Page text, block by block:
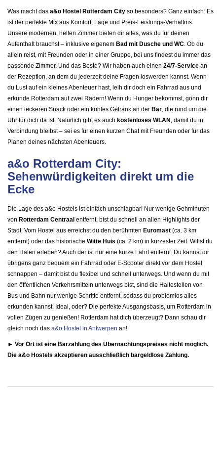
Was macht das a&o Hostel Rotterdam City so besonders? Ganz einfach: Es
ist der perfekte Mix aus Komfort, Lage und Preis-Leistungs-Verhältnis.
Unsere modernen, hellen Zimmer bieten dir alles, was du für deinen
Aufenthalt brauchst – inklusive eigenem Bad mit Dusche und WC. Ob du
allein reist, mit Freunden oder in einer Gruppe, bei uns findest du immer das
passende Zimmer. Und das Beste? Wir haben auch einen 24/7-Service an
der Rezeption, an dem du jederzeit deine Fragen loswerden kannst. Wenn
du Lust auf ein kleines Abenteuer hast, leih dir doch ein Fahrrad aus und
erkunde Rotterdam auf zwei Rädern! Wenn du Hunger bekommst, gönn dir
einen leckeren Snack oder ein kühles Getränk an der Bar, die rund um die
Uhr für dich da ist. Natürlich gibt es auch kostenloses WLAN , damit du in
Verbindung bleibst – sei es für einen kurzen Chat mit Freunden oder für das
Planen deines nächsten Abenteuers.
a&o Rotterdam City:
Sehenwürdigkeiten direkt um die
Ecke
Die Lage des a&o Hostels ist einfach unschlagbar! Nur wenige Gehminuten
von Rotterdam Centraal entfernt, bist du schnell an allen Highlights der
Stadt. Vom Hostel aus erreichst du den berühmten Euromast (ca. 3 km
entfernt) oder das historische Witte Huis (ca. 2 km) in kürzester Zeit. Willst du
den Hafen erleben? Auch der ist nur eine kurze Fahrt entfernt. Du kannst dir
übrigens ganz bequem ein Fahrrad oder E-Scooter direkt vor dem Hostel
schnappen – damit bist du flexibel und schnell unterwegs. Und wenn du mit
den öffentlichen Verkehrsmitteln unterwegs bist, sind die Haltestellen von
Bus und Bahn nur wenige Schritte entfernt, sodass du problemlos alles
erkunden kannst. Ideal, oder? Die perfekte Ausgangsbasis, um Rotterdam in
vollen Zügen zu genießen! Rotterdam hat dich überzeugt? Dann schau dir
gleich noch das a&o Hostel in Antwerpen an!
► Vor Ort ist eine Barzahlung des Übernachtungspreises nicht möglich.
Die a&o Hostels akzeptieren ausschließlich bargeldlose Zahlung.